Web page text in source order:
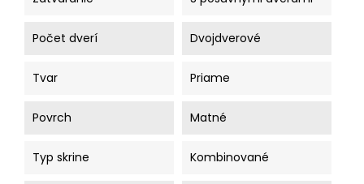
Počet dverí Dvojdverové
Tvar Priame
Povrch Matné
Typ skrine Kombinované